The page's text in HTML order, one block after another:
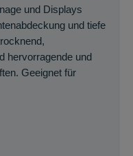
und Displays
und tiefe
hervorragende und
Geeignet für